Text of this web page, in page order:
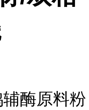
酶原料粉